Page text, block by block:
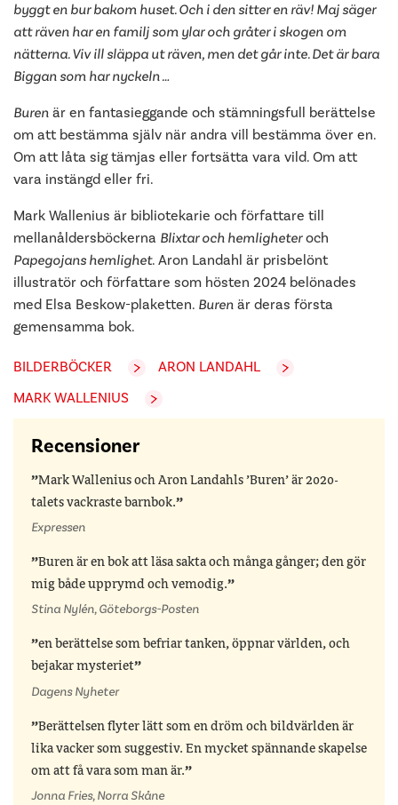
byggt en bur bakom huset. Och i den sitter en räv! Maj säger
att räven har en familj som ylar och gråter i skogen om
nätterna. Viv ill släppa ut räven, men det går inte. Det är bara
Biggan som har nyckeln …
Buren är en fantasieggande och stämningsfull berättelse
om att bestämma själv när andra vill bestämma över en.
Om att låta sig tämjas eller fortsätta vara vild. Om att
vara instängd eller fri.
Mark Wallenius är bibliotekarie och författare till
mellanåldersböckerna Blixtar och hemligheteroch
Papegojans hemlighet. Aron Landahl är prisbelönt
illustratör och författare som hösten 2024 belönades
med Elsa Beskow-plaketten. Buren är deras första
gemensamma bok.
BILDERBÖCKER
ARON LANDAHL
MARK WALLENIUS
Recensioner
Mark Wallenius och Aron Landahls ’Buren’ är 2020-
talets vackraste barnbok.
Expressen
Buren är en bok att läsa sakta och många gånger; den gör
mig både upprymd och vemodig.
Stina Nylén, Göteborgs-Posten
en berättelse som befriar tanken, öppnar världen, och
bejakar mysteriet
Dagens Nyheter
Berättelsen flyter lätt som en dröm och bildvärlden är
lika vacker som suggestiv. En mycket spännande skapelse
om att få vara som man är.
Jonna Fries, Norra Skåne